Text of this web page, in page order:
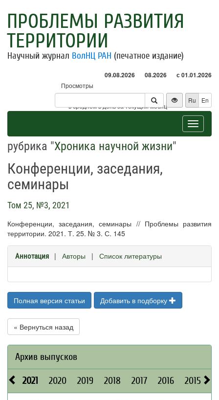
ПРОБЛЕМЫ РАЗВИТИЯ
ТЕРРИТОРИИ
Научный журнал ВолНЦ РАН (печатное издание)
09.08.2026 08.2026 с 01.01.2026
Просмотры
Посетители
* - в среднем в день за текущий месяц
Ru En
Toggle
рубрика "Хроника научной жизни"
Конференции, заседания,
семинары
Том 25, №3, 2021
Конференции, заседания, семинары // Проблемы развития
территории. 2021. Т. 25. № 3. С. 145
Аннотация | Авторы | Список литературы
Полная версия статьи Добавить в подборку
« Вернуться назад
Архив выпусков
2021 2020 2019 2018 2017 2016 2015